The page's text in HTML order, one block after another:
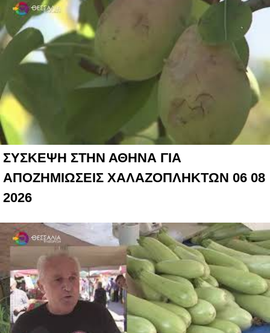
ΣΥΣΚΕΨΗ ΣΤΗΝ ΑΘΗΝΑ ΓΙΑ
ΑΠΟΖΗΜΙΩΣΕΙΣ ΧΑΛΑΖΟΠΛΗΚΤΩΝ 06 08
2026